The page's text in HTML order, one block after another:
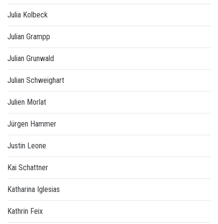
Julia Kolbeck
Julian Grampp
Julian Grunwald
Julian Schweighart
Julien Morlat
Jürgen Hammer
Justin Leone
Kai Schattner
Katharina Iglesias
Kathrin Feix